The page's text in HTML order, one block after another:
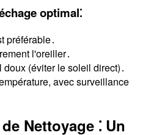
optimal⁚
préférable․
l'oreiller․
(éviter le soleil direct)․
avec surveillance
Nettoyage ⁚ Un